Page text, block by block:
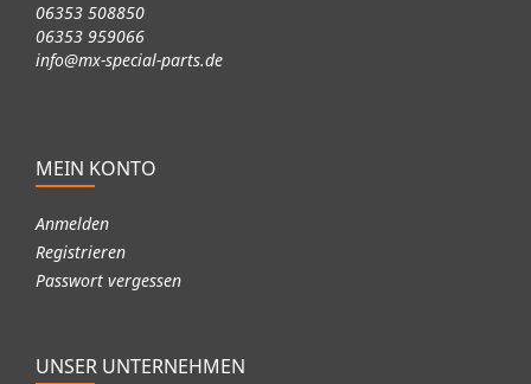
06353 508850
06353 959066
info@mx-special-parts.de
MEIN KONTO
Anmelden
Registrieren
Passwort vergessen
UNSER UNTERNEHMEN